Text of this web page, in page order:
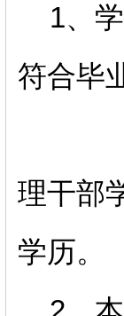
1、学
符合毕
理干部
学历。